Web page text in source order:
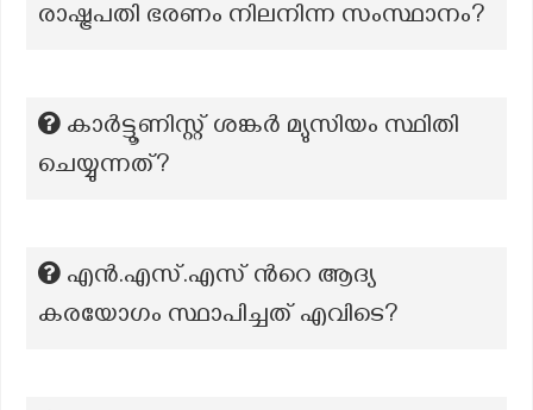
രാഷ്ട്രപതി ഭരണം നിലനിന്ന സംസ്ഥാനം?
കാര്‍ട്ടൂണിസ്റ്റ് ശങ്കര്‍ മ്യുസിയം സ്ഥിതി
ചെയ്യുന്നത്?
എൻ.എസ്.എസ് ന്‍റെ ആദ്യ
കരയോഗം സ്ഥാപിച്ചത് എവിടെ?